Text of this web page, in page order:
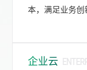
本，满足业务创
企业云